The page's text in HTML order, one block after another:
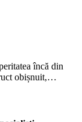
încă din
obișnuit,…